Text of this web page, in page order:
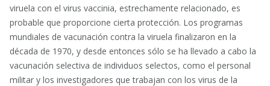
viruela con el virus vaccinia, estrechamente relacionado, es
probable que proporcione cierta protección. Los programas
mundiales de vacunación contra la viruela finalizaron en la
década de 1970, y desde entonces sólo se ha llevado a cabo la
vacunación selectiva de individuos selectos, como el personal
militar y los investigadores que trabajan con los virus de la